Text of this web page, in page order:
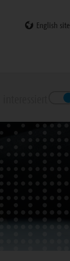
English site